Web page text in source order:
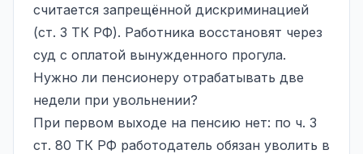
считается запрещённой дискриминацией
(ст. 3 ТК РФ). Работника восстановят через
суд с оплатой вынужденного прогула.
Нужно ли пенсионеру отрабатывать две
недели при увольнении?
При первом выходе на пенсию нет: по ч. 3
ст. 80 ТК РФ работодатель обязан уволить в